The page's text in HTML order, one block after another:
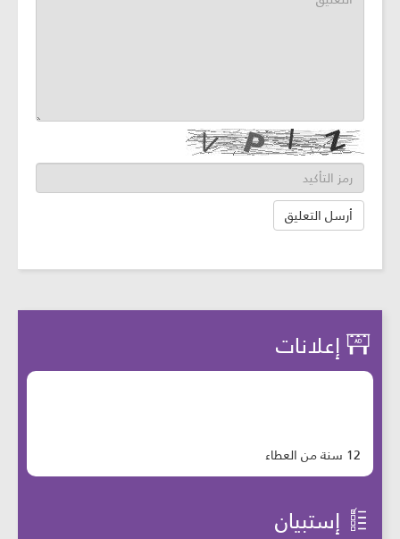
إعلانات
12 سنة من العطاء
إستبيان